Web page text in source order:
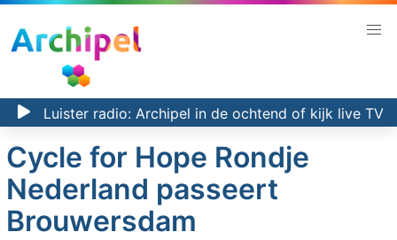
Luister radio: Archipel in de ochtend of kijk live TV
Cycle for Hope Rondje
Nederland passeert
Brouwersdam